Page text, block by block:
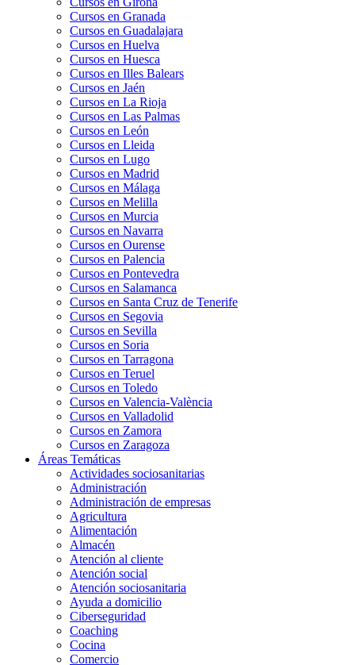
Cursos en Granada
Cursos en Guadalajara
Cursos en Huelva
Cursos en Huesca
Cursos en Illes Balears
Cursos en Jaén
Cursos en La Rioja
Cursos en Las Palmas
Cursos en León
Cursos en Lleida
Cursos en Lugo
Cursos en Madrid
Cursos en Málaga
Cursos en Melilla
Cursos en Murcia
Cursos en Navarra
Cursos en Ourense
Cursos en Palencia
Cursos en Pontevedra
Cursos en Salamanca
Cursos en Santa Cruz de Tenerife
Cursos en Segovia
Cursos en Sevilla
Cursos en Soria
Cursos en Tarragona
Cursos en Teruel
Cursos en Toledo
Cursos en Valencia-València
Cursos en Valladolid
Cursos en Zamora
Cursos en Zaragoza
Áreas Temáticas
Actividades sociosanitarias
Administración
Administración de empresas
Agricultura
Alimentación
Almacén
Atención al cliente
Atención social
Atención sociosanitaria
Ayuda a domicilio
Ciberseguridad
Coaching
Cocina
Comercio